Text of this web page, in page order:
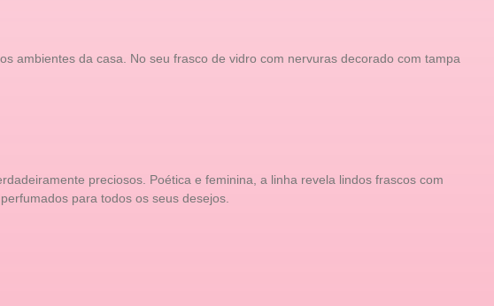
ambientes da casa. No seu frasco de vidro com nervuras decorado com tampa
preciosos. Poética e feminina, a linha revela lindos frascos com
para todos os seus desejos.